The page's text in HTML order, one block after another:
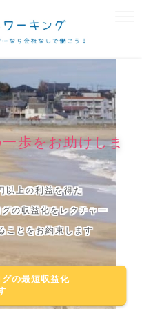
歩をお助けしま
以上の利益を得た
の収益化をレクチャー
ことをお約束します
の最短収益化